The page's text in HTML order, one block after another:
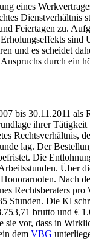
eines
Dienstverhältnis
Feiertagen zu.
sind
und es scheidet
durch ein
bis 30.11.2011 als
ihrer Tätigkeit
Rechtsverhältnis,
lag. Der
Die
Über
Nach
Rechtsberaters pro
Stunden. Die Kl
brutto und €
sie vor, dass in
dem VBG